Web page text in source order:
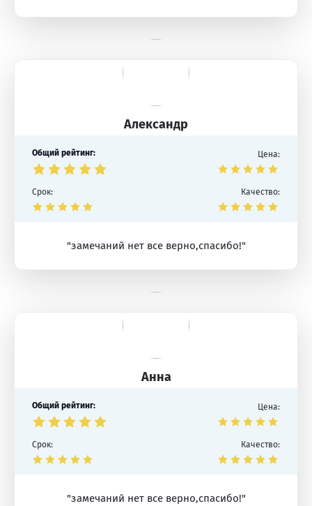
Александр
Общий рейтинг: Цена:
Срок: Качество:
"замечаний нет все верно,спасибо!"
Анна
Общий рейтинг: Цена:
Срок: Качество:
"замечаний нет все верно,спасибо!"